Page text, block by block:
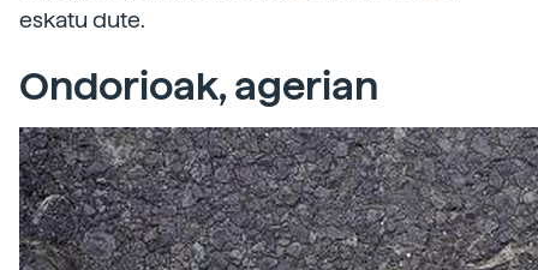
eskatu dute.
Ondorioak, agerian